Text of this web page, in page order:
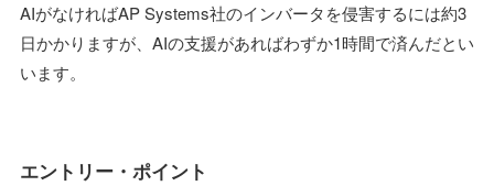
AIがなければAP Systems社のインバータを侵害するには約3
日かかりますが、AIの支援があればわずか1時間で済んだとい
います。
エントリー・ポイント